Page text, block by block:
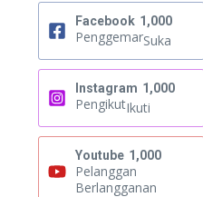
Facebook 1,000
PenggemarSuka
Instagram 1,000
PengikutIkuti
Youtube 1,000
Pelanggan
Berlangganan